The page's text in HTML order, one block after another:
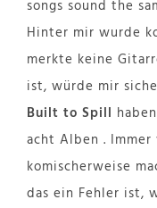
songs sound the
Hinter mir wurde
merkte keine
ist, würde mir
Built to Spill
acht Alben .
komischerweise
das ein Fehler ist,